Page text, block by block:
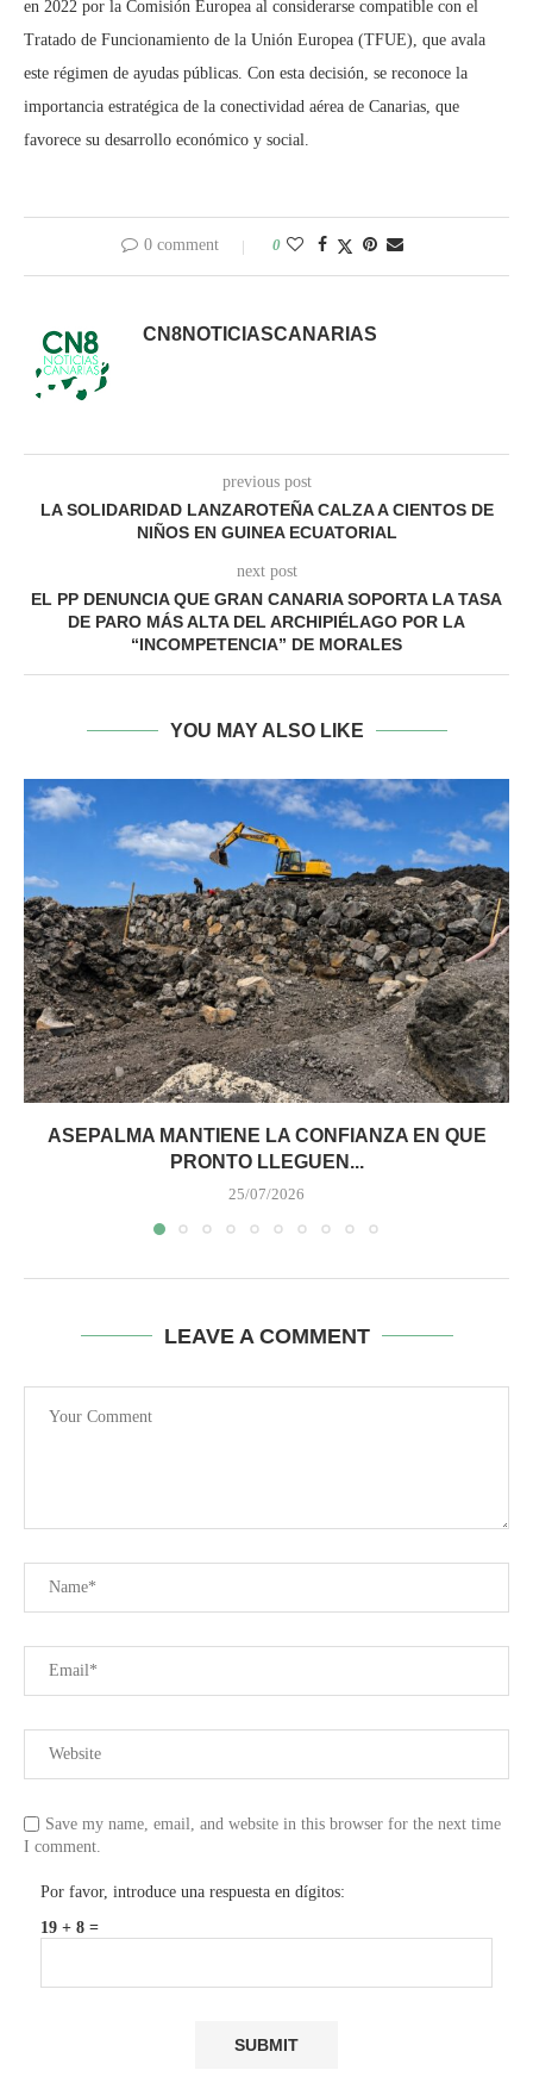
en 2022 por la Comisión Europea al considerarse compatible con el
Tratado de Funcionamiento de la Unión Europea (TFUE), que avala
este régimen de ayudas públicas. Con esta decisión, se reconoce la
importancia estratégica de la conectividad aérea de Canarias, que
favorece su desarrollo económico y social.
0 comment 0
CN8NOTICIASCANARIAS
previous post
LA SOLIDARIDAD LANZAROTEÑA CALZA A CIENTOS DE
NIÑOS EN GUINEA ECUATORIAL
next post
EL PP DENUNCIA QUE GRAN CANARIA SOPORTA LA TASA
DE PARO MÁS ALTA DEL ARCHIPIÉLAGO POR LA
“INCOMPETENCIA” DE MORALES
YOU MAY ALSO LIKE
ASEPALMA MANTIENE LA CONFIANZA EN QUE
PRONTO LLEGUEN...
25/07/2026
LEAVE A COMMENT
Save my name, email, and website in this browser for the next time
I comment.
Por favor, introduce una respuesta en dígitos:
19 + 8 =